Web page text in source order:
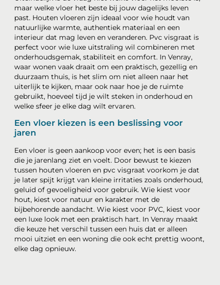
maar welke vloer het beste bij jouw dagelijks leven
past. Houten vloeren zijn ideaal voor wie houdt van
natuurlijke warmte, authentiek materiaal en een
interieur dat mag leven en veranderen. Pvc visgraat is
perfect voor wie luxe uitstraling wil combineren met
onderhoudsgemak, stabiliteit en comfort. In Venray,
waar wonen vaak draait om een praktisch, gezellig en
duurzaam thuis, is het slim om niet alleen naar het
uiterlijk te kijken, maar ook naar hoe je de ruimte
gebruikt, hoeveel tijd je wilt steken in onderhoud en
welke sfeer je elke dag wilt ervaren.
Een vloer kiezen is een beslissing voor
jaren
Een vloer is geen aankoop voor even; het is een basis
die je jarenlang ziet en voelt. Door bewust te kiezen
tussen houten vloeren en pvc visgraat voorkom je dat
je later spijt krijgt van kleine irritaties zoals onderhoud,
geluid of gevoeligheid voor gebruik. Wie kiest voor
hout, kiest voor natuur en karakter met de
bijbehorende aandacht. Wie kiest voor PVC, kiest voor
een luxe look met een praktisch hart. In Venray maakt
die keuze het verschil tussen een huis dat er alleen
mooi uitziet en een woning die ook echt prettig woont,
elke dag opnieuw.